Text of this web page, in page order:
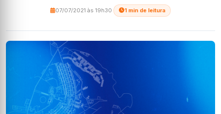
07/07/2021 às 19h30 1 min de leitura